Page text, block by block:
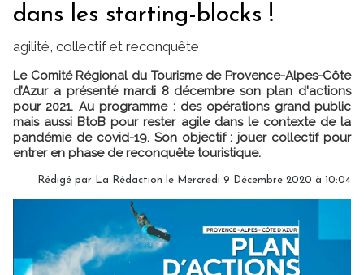
dans les starting-blocks !
agilité, collectif et reconquête
Le Comité Régional du Tourisme de Provence-Alpes-Côte
d’Azur a présenté mardi 8 décembre son plan d'actions
pour 2021. Au programme : des opérations grand public
mais aussi BtoB pour rester agile dans le contexte de la
pandémie de covid-19. Son objectif : jouer collectif pour
entrer en phase de reconquête touristique.
Rédigé par La Rédaction le Mercredi 9 Décembre 2020 à 10:04